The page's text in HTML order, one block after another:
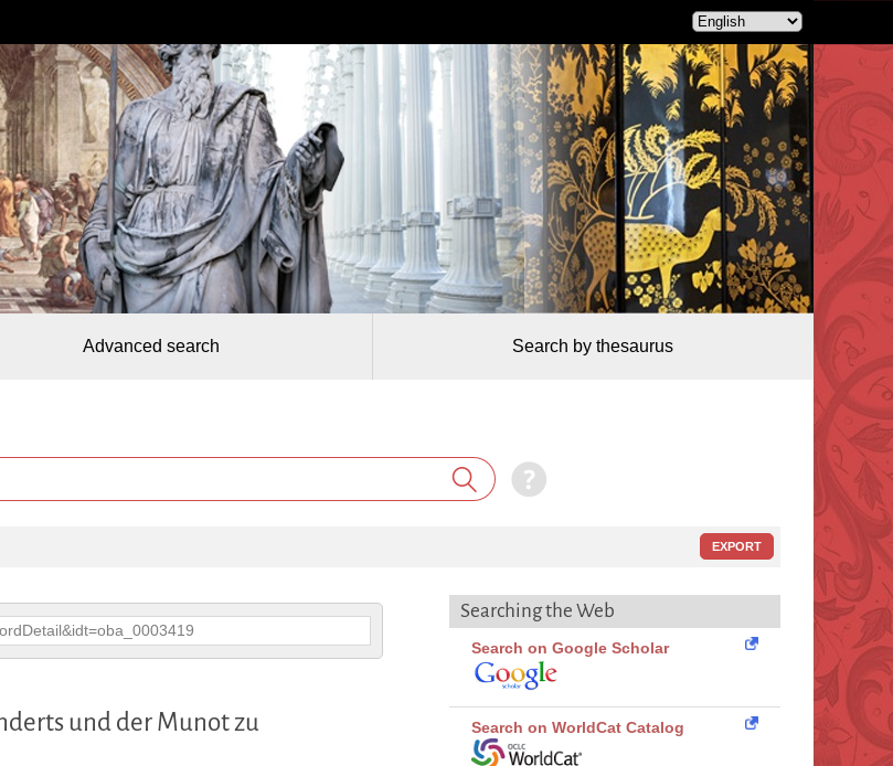
Advanced search Search by thesaurus
EXPORT
und der Munot zu
Searching the Web
Search on Google Scholar
Search on WorldCat Catalog